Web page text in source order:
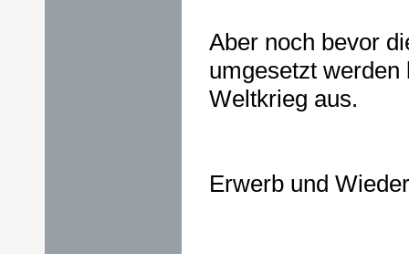
Aber noch bevor
umgesetzt
Weltkrieg aus.
Erwerb und